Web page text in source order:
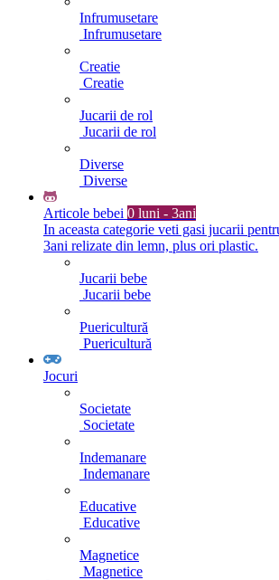
Infrumusetare
Infrumusetare
Creatie
Creatie
Jucarii de rol
Jucarii de rol
Diverse
Diverse
Articole bebei 0 luni - 3ani
In aceasta categorie veti gasi jucarii
3ani relizate din lemn, plus ori plastic.
Jucarii bebe
Jucarii bebe
Puericultură
Puericultură
Jocuri
Societate
Societate
Indemanare
Indemanare
Educative
Educative
Magnetice
Magnetice